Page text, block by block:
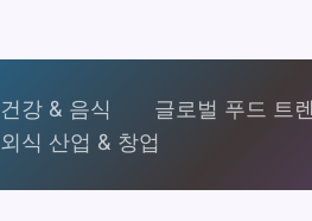
건강 & 음식 글로벌 푸드 트
외식 산업 & 창업